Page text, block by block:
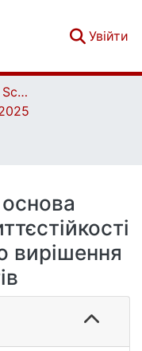
Увійти
Наукова періодика | Scientific periodicals
вирішення